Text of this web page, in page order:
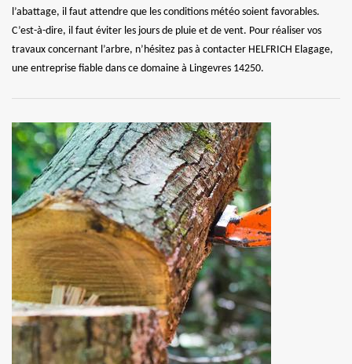
l’abattage, il faut attendre que les conditions météo soient favorables.
C’est-à-dire, il faut éviter les jours de pluie et de vent. Pour réaliser vos
travaux concernant l’arbre, n’hésitez pas à contacter HELFRICH Elagage,
une entreprise fiable dans ce domaine à Lingevres 14250.